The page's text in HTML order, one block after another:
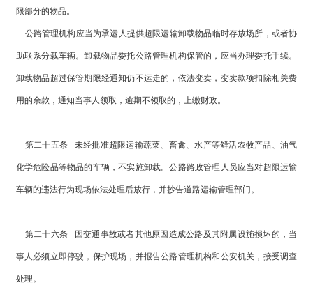
限部分的物品。
公路管理机构应当为承运人提供超限运输卸载物品临时存放场所，或者协
助联系分载车辆。卸载物品委托公路管理机构保管的，应当办理委托手续。
卸载物品超过保管期限经通知仍不运走的，依法变卖，变卖款项扣除相关费
用的余款，通知当事人领取，逾期不领取的，上缴财政。
第二十五条 未经批准超限运输蔬菜、畜禽、水产等鲜活农牧产品、油气
化学危险品等物品的车辆，不实施卸载。公路路政管理人员应当对超限运输
车辆的违法行为现场依法处理后放行，并抄告道路运输管理部门。
第二十六条 因交通事故或者其他原因造成公路及其附属设施损坏的，当
事人必须立即停驶，保护现场，并报告公路管理机构和公安机关，接受调查
处理。